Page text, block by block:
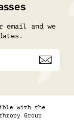
email and we
with the
Group